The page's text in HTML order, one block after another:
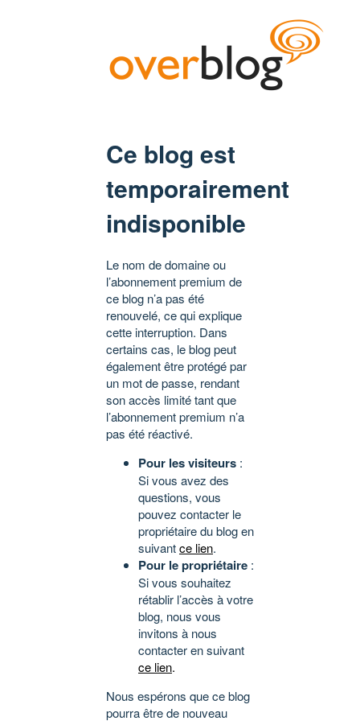
Ce blog est
temporairement
indisponible
Le nom de domaine ou
l’abonnement premium de
ce blog n’a pas été
renouvelé, ce qui explique
cette interruption. Dans
certains cas, le blog peut
également être protégé par
un mot de passe, rendant
son accès limité tant que
l’abonnement premium n’a
pas été réactivé.
Pour les visiteurs :
Si vous avez des
questions, vous
pouvez contacter le
propriétaire du blog en
suivantce lien.
Pour le propriétaire :
Si vous souhaitez
rétablir l’accès à votre
blog, nous vous
invitons à nous
contacter en suivant
ce lien.
Nous espérons que ce blog
pourra être de nouveau